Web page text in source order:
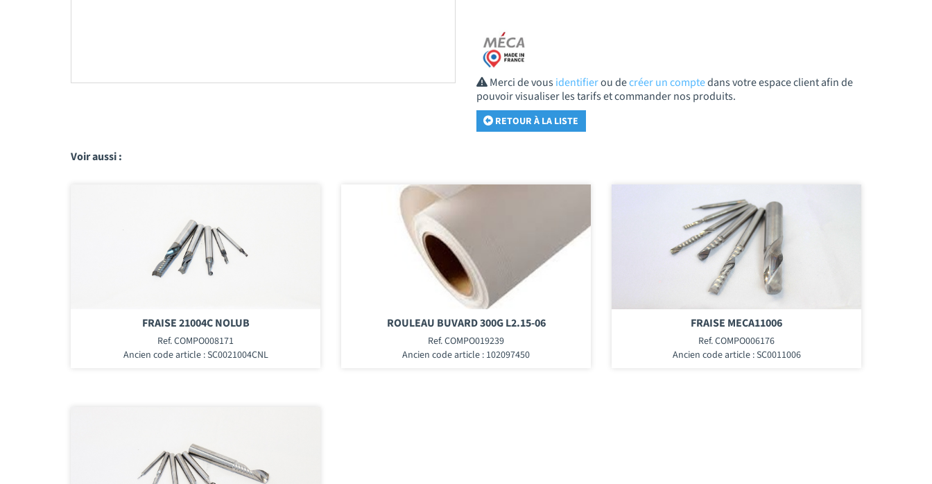
Merci de vousidentifierou decréer un comptedans votre espace client afin de
pouvoir visualiser les tarifs et commander nos produits.
RETOUR À LA LISTE
Voir aussi :
FRAISE 21004C NOLUB
Ref. COMPO008171
Ancien code article : SC0021004CNL
ROULEAU BUVARD 300G L2.15-06
Ref. COMPO019239
Ancien code article : 102097450
FRAISE MECA11006
Ref. COMPO006176
Ancien code article : SC0011006